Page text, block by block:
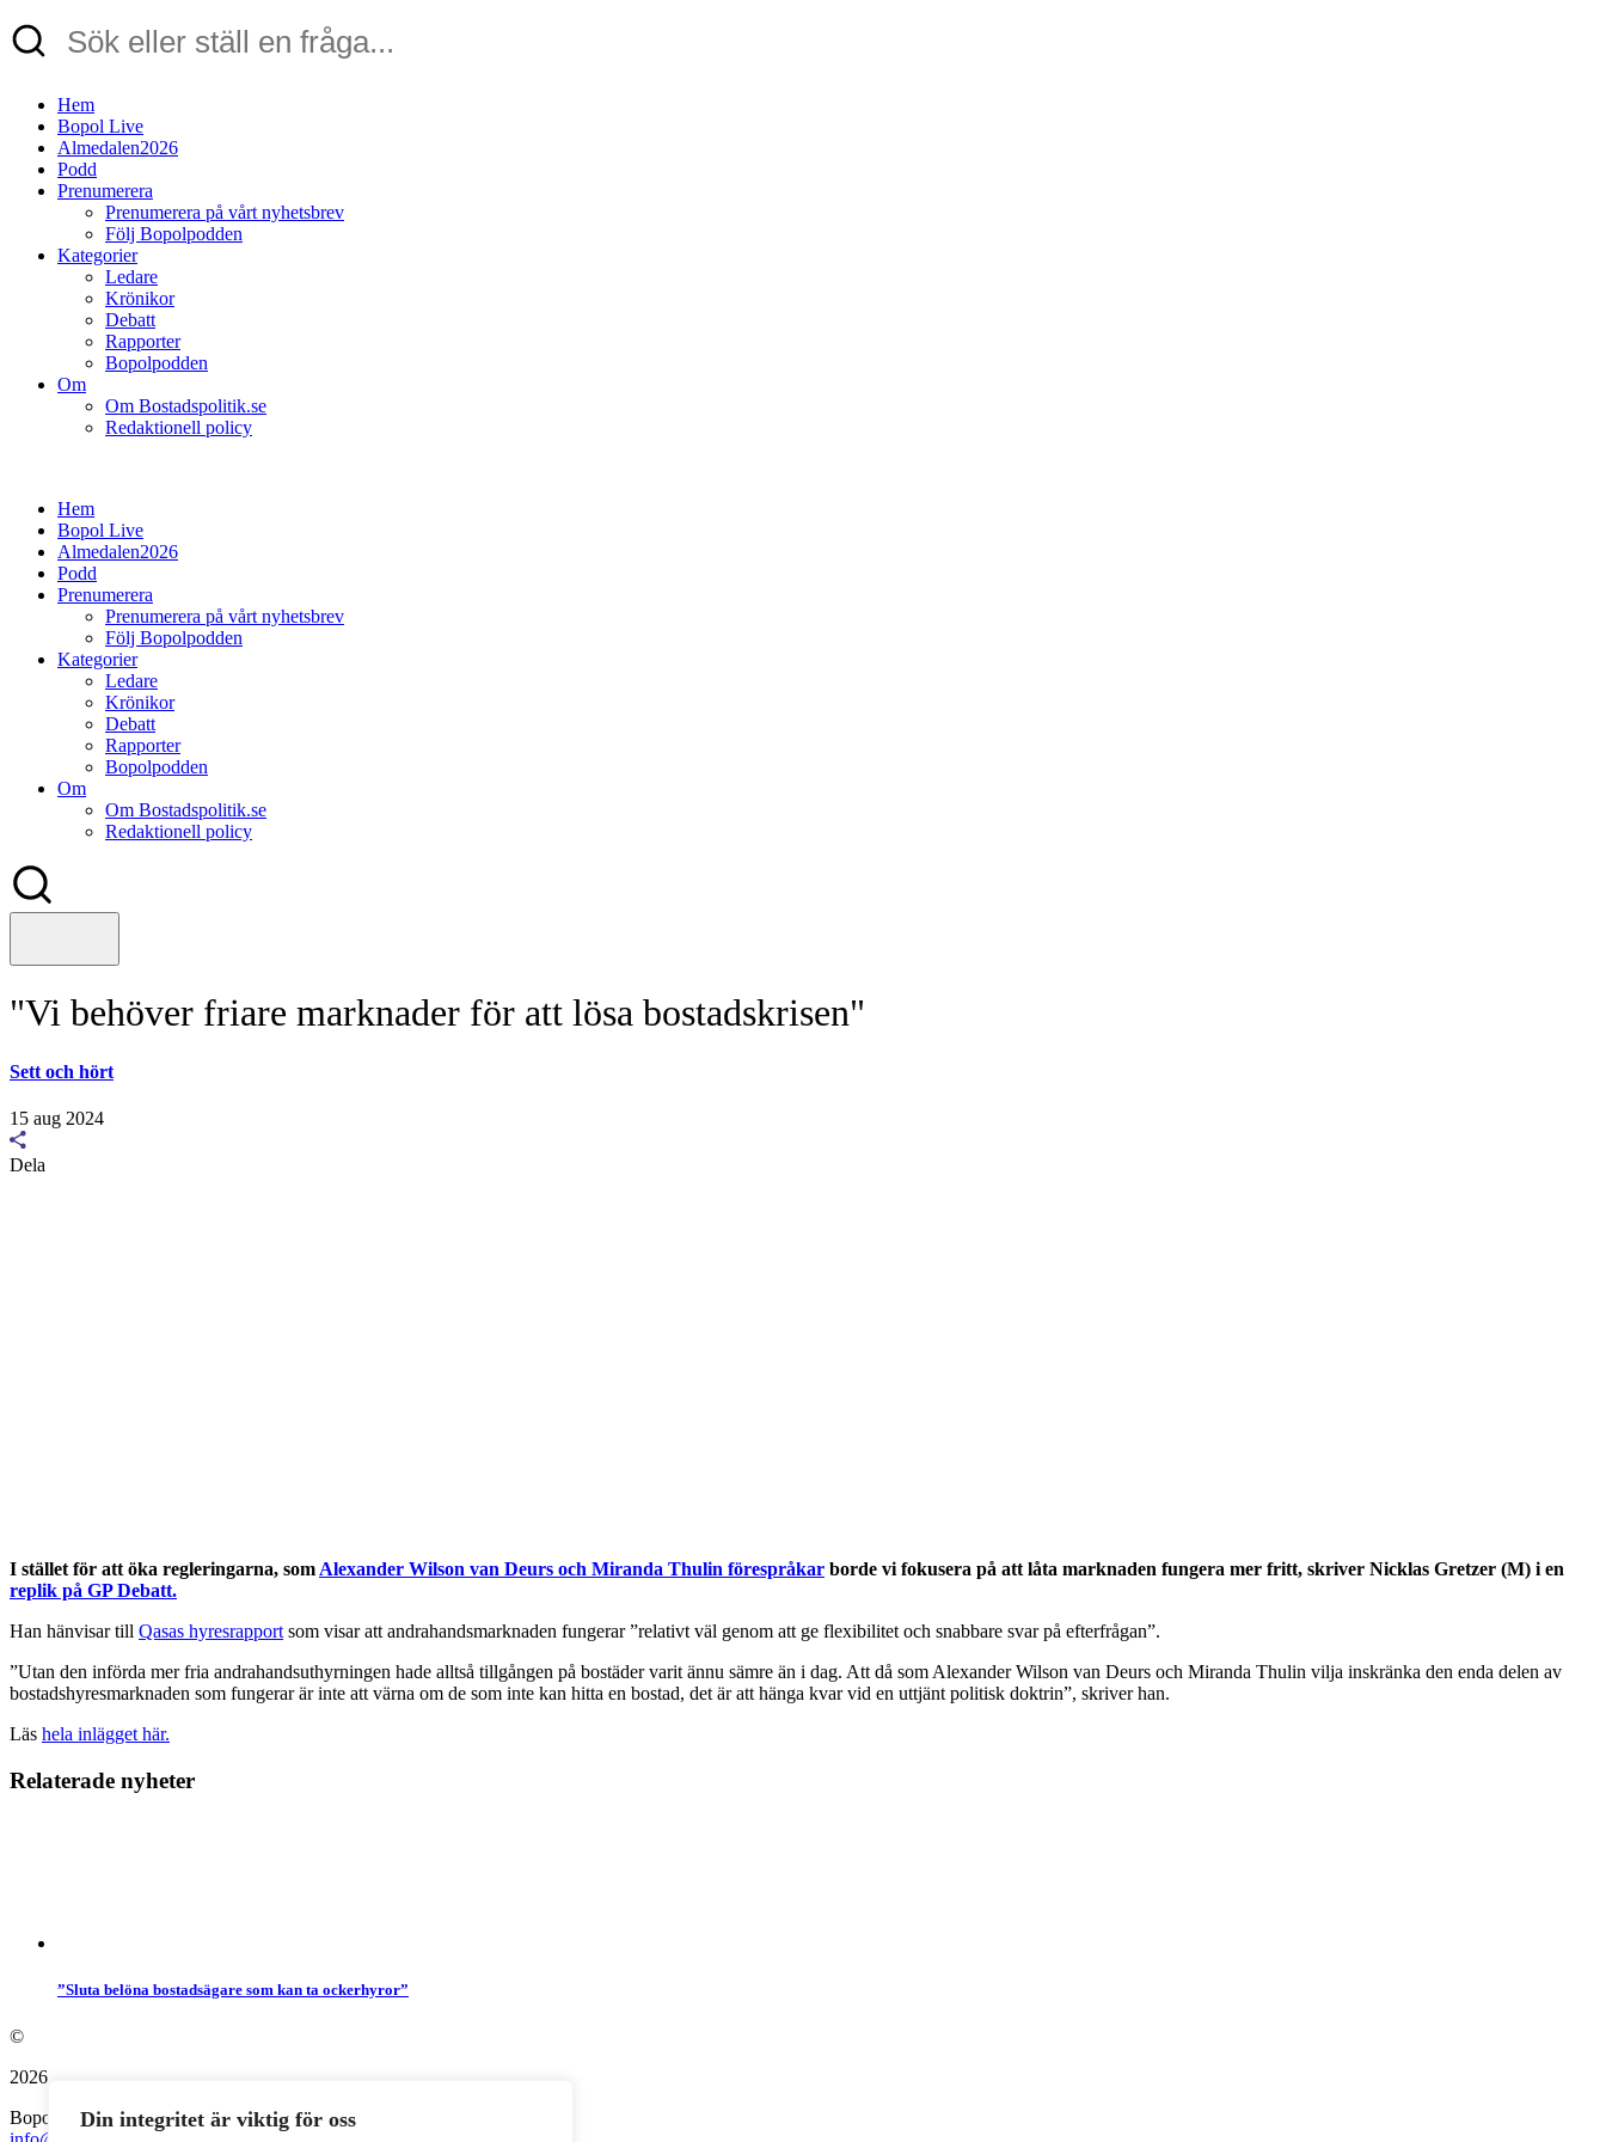
Din integritet är viktig för oss
Hem
Bopol Live
Almedalen2026
Podd
Prenumerera
Prenumerera på vårt nyhetsbrev
Följ Bopolpodden
Kategorier
Ledare
Krönikor
Debatt
Rapporter
Bopolpodden
Om
Om Bostadspolitik.se
Redaktionell policy
Hem
Bopol Live
Almedalen2026
Podd
Prenumerera
Prenumerera på vårt nyhetsbrev
Följ Bopolpodden
Kategorier
Ledare
Krönikor
Debatt
Rapporter
Bopolpodden
Om
Om Bostadspolitik.se
Redaktionell policy
"Vi behöver friare marknader för att lösa bostadskrisen"
Sett och hört
15 aug 2024
Dela
I stället för att öka regleringarna, som Alexander Wilson van Deurs och Miranda Thulin förespråkar borde vi fokusera på att låta marknaden fungera mer fritt, skriver Nicklas Gretzer (M) i en
replik på GP Debatt.
Han hänvisar till Qasas hyresrapport som visar att andrahandsmarknaden fungerar ”relativt väl genom att ge flexibilitet och snabbare svar på efterfrågan”.
”Utan den införda mer fria andrahandsuthyrningen hade alltså tillgången på bostäder varit ännu sämre än i dag. Att då som Alexander Wilson van Deurs och Miranda Thulin vilja inskränka den enda delen av
bostadshyresmarknaden som fungerar är inte att värna om de som inte kan hitta en bostad, det är att hänga kvar vid en uttjänt politisk doktrin”, skriver han.
Läs hela inlägget här.
Relaterade nyheter
”Sluta belöna bostadsägare som kan ta ockerhyror”
©
2026
Bopol AB